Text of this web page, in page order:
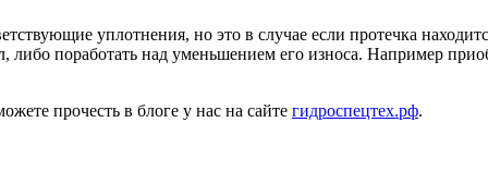
уплотнения, но это в случае если протечка
поработать над уменьшением его износа. Например
прочесть в блоге у нас на сайте гидроспецтех.рф.